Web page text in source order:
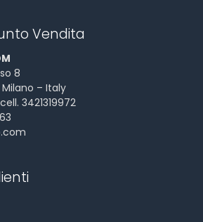
Vendita
8
– Italy
3421319972